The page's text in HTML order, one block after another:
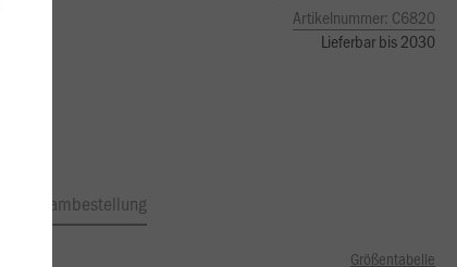
Artikelnummer: C6820
Lieferbar bis 2030
Teambestellung
Größentabelle